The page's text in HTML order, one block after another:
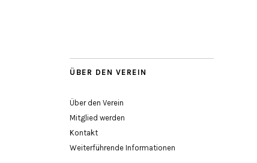
ÜBER DEN VEREIN
Über den Verein
Mitglied werden
Kontakt
Weiterführende Informationen